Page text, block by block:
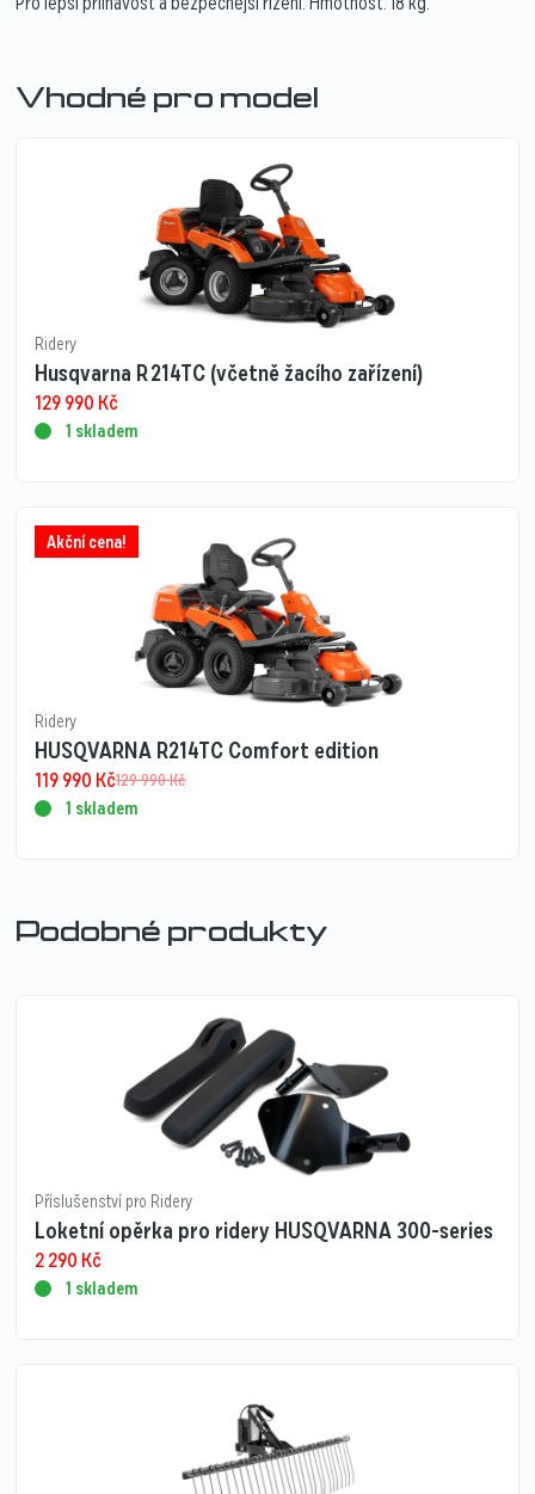
Vhodné pro model
Ridery
Husqvarna R 214TC (včetně žacího zařízení)
129 990 Kč
1 skladem
Akční cena!
Ridery
HUSQVARNA R214TC Comfort edition
129 990Kč
119 990 Kč
1 skladem
Podobné produkty
Příslušenství pro Ridery
Loketní opěrka pro ridery HUSQVARNA 300-series
2 290 Kč
1 skladem